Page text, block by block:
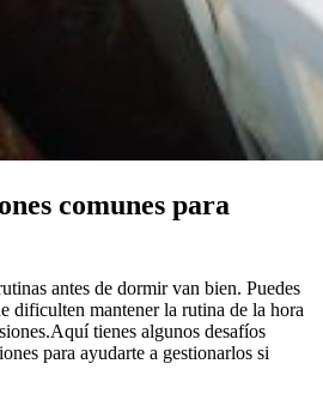
comunes para
antes de dormir van bien. Puedes
dificulten mantener la rutina de la hora
Aquí tienes algunos desafíos
para ayudarte a gestionarlos si